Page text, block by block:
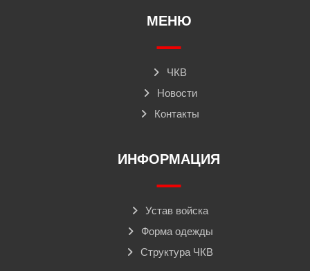
МЕНЮ
ЧКВ
Новости
Контакты
ИНФОРМАЦИЯ
Устав войска
Форма одежды
Структура ЧКВ